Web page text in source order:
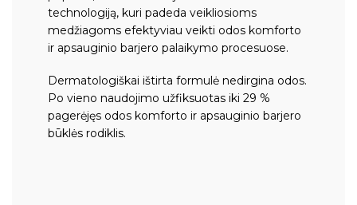
technologiją, kuri padeda veikliosioms
medžiagoms efektyviau veikti odos komforto
ir apsauginio barjero palaikymo procesuose.
Dermatologiškai ištirta formulė nedirgina odos.
Po vieno naudojimo užfiksuotas iki 29 %
pagerėjęs odos komforto ir apsauginio barjero
būklės rodiklis.